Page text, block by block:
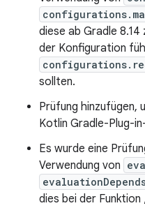
diese ab Gradle
der Konfiguration
sollten.
Prüfung hinzufügen,
Kotlin Gradle-Plug-
Es wurde eine
Verwendung von
dies bei der